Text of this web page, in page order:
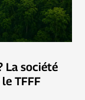
La société
TFFF